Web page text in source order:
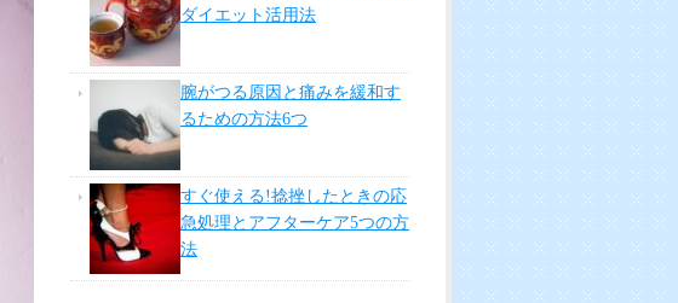
ダイエット活用法
腕がつる原因と痛みを緩和す
るための方法6つ
すぐ使える!捻挫したときの応
急処理とアフターケア5つの方
法